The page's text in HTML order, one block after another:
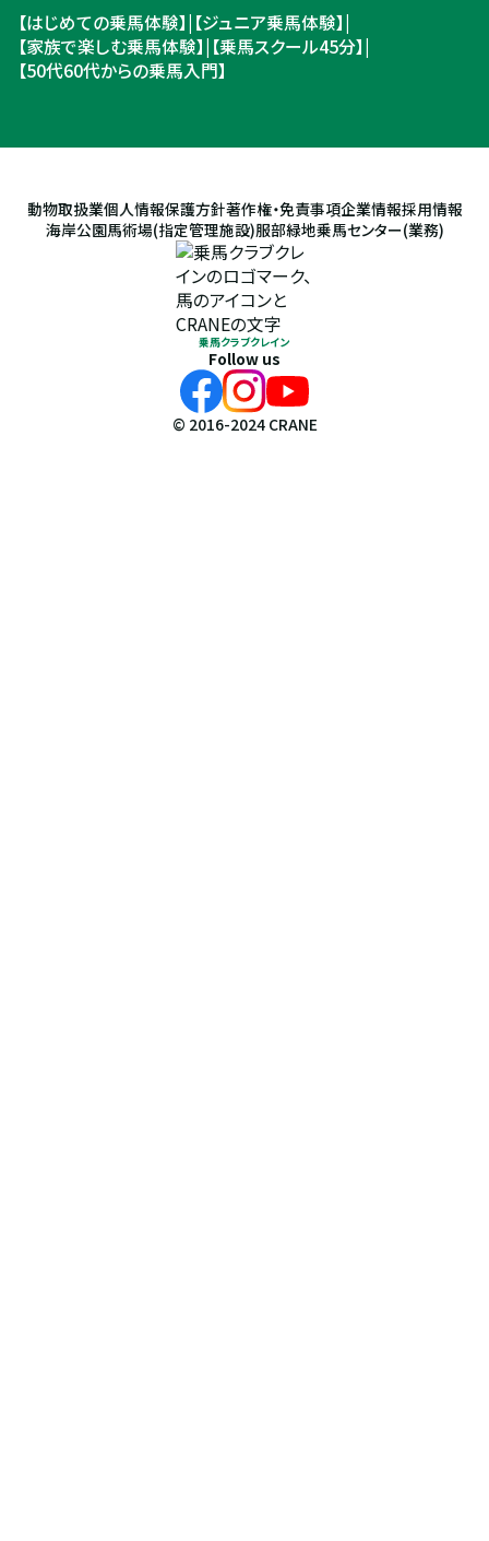
【はじめての乗馬体験】| 【ジュニア乗馬体験】|
【家族で楽しむ乗馬体験】| 【乗馬スクール45分】|
【50代60代からの乗馬入門】
動物取扱業個人情報保護方針著作権・免責事項企業情報採用情報
海岸公園馬術場(指定管理施設)服部緑地乗馬センター(業務)
乗馬クラブクレイン
Follow us
© 2016-2024 CRANE